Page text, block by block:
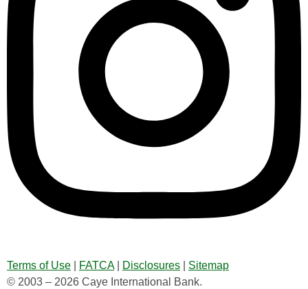
Terms of Use FATCA| Disclosures
Sitemap
© 2003 – 2026 Caye International Bank.